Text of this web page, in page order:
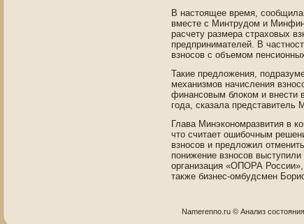
В настоящее время,
вместе с Минтрудом и
расчету размера страховых
предпринимателей. В
взносов с объемом
Такие предложения,
механизмов начисления
финансовым блоком и внести
года, сказала представитель
Глава Минэкономразвития в
что считает ошибочным
взносов и предложил
понижение взносов
организация «ОПОРА
также би­знес-омбудсмен
Namerenno.ru © Анализ